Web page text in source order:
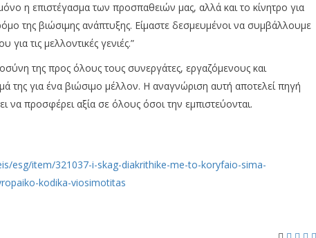
η επιστέγασμα των προσπαθειών μας, αλλά και το κίνητρο για
της βιώσιμης ανάπτυξης. Είμαστε δεσμευμένοι να συμβάλλουμε
τις μελλοντικές γενιές.”
της προς όλους τους συνεργάτες, εργαζόμενους και
της για ένα βιώσιμο μέλλον. Η αναγνώριση αυτή αποτελεί πηγή
να προσφέρει αξία σε όλους όσοι την εμπιστεύονται.
esg/item/321037-i-skag-diakrithike-me-to-koryfaio-sima-
kodika-viosimotitas